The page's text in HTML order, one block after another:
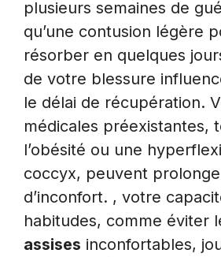
plusieurs semaines de
qu’une contusion légère
résorber en quelques
de votre blessure
le délai de récupération.
médicales préexistantes,
l’obésité ou une
coccyx, peuvent
d’inconfort. , votre
habitudes, comme éviter
assises inconfortables,